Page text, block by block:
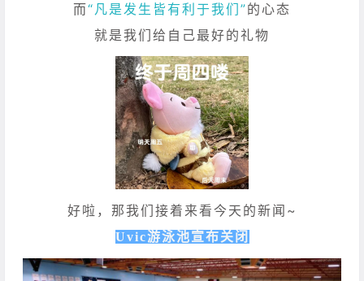
而“凡是发生皆有利于我们”的心态
就是我们给自己最好的礼物
好啦，那我们接着来看今天的新闻~
Uvic游泳池宣布关闭